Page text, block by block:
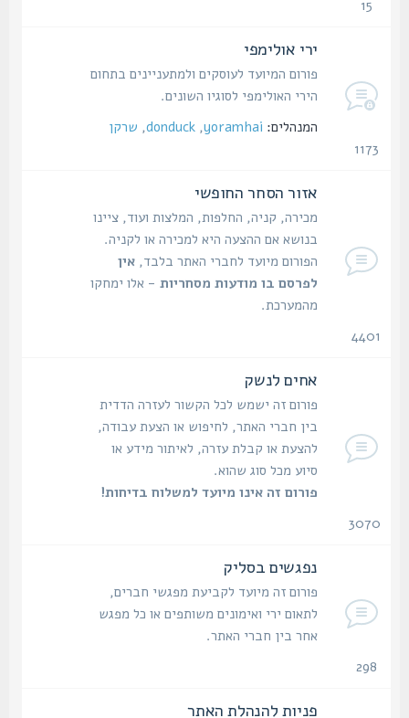
ירי אולימפי
פורום המיועד לעוסקים ולמתעניינים בתחום
הירי האולימפי לסוגיו השונים.
המנהלים: yoramhai
,
donduck
,שרקן
אזור הסחר החופשי
מכירה, קניה, החלפות, המלצות ועוד, ציינו
בנושא אם ההצעה היא למכירה או לקניה.
הפורום מיועד לחברי האתר בלבד,אין
לפרסם בו מודעות מסחריות- אלו ימחקו
מהמערכת.
אחים לנשק
פורום זה ישמש לכל הקשור לעזרה הדדית
בין חברי האתר, לחיפוש או הצעת עבודה,
להצעת או קבלת עזרה, לאיתור מידע או
סיוע מכל סוג שהוא.
פורום זה אינו מיועד למשלוח בדיחות!
3070
נפגשים בסליק
פורום זה מיועד לקביעת מפגשי חברים,
לתאום ירי ואימונים משותפים או כל מפגש
אחר בין חברי האתר.
פניות להנהלת האתר